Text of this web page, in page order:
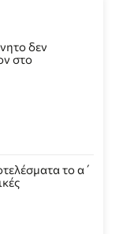
δεν
στο
το α΄